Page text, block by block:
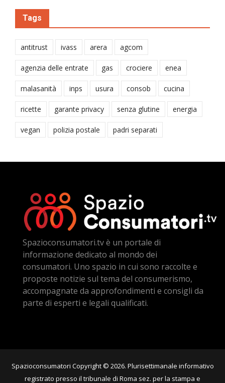
Tags
antitrust ivass arera agcom
agenzia delle entrate gas crociere enea
malasanità inps usura consob cucina
ricette garante privacy senza glutine energia
vegan polizia postale padri separati
Spazioconsumatori.tv è un portale di
informazione dedicato al mondo dei
consumatori. Uno spazio in cui sono raccolte e
proposte notizie sul tema del consumerismo,
accompagnate da approfondimenti e consigli da
parte di esperti e legali qualificati.
Spazioconsumatori Copyright © 2026. Plurisettimanale informativo
registrato presso il tribunale di Roma sez. per la stampa e